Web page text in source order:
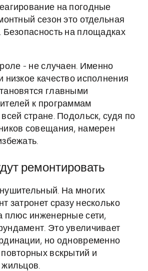
на погодные
сезон это отдельная
Безопасность на площадках
- не случаен. Именно
низкое качество исполнения
главными
к программам
стране. Подольск, судя по
совещания, намерен
ремонтировать
На многих
затронет сразу несколько
плюс инженерные сети,
Это увеличивает
но одновременно
вскрытий и
жильцов.